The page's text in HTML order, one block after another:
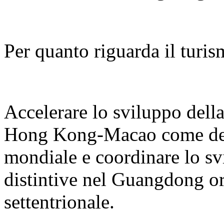
Per quanto riguarda il
Accelerare lo sviluppo
Hong Kong-Macao come
mondiale e coordinare lo
distintive nel Guangdong
settentrionale.